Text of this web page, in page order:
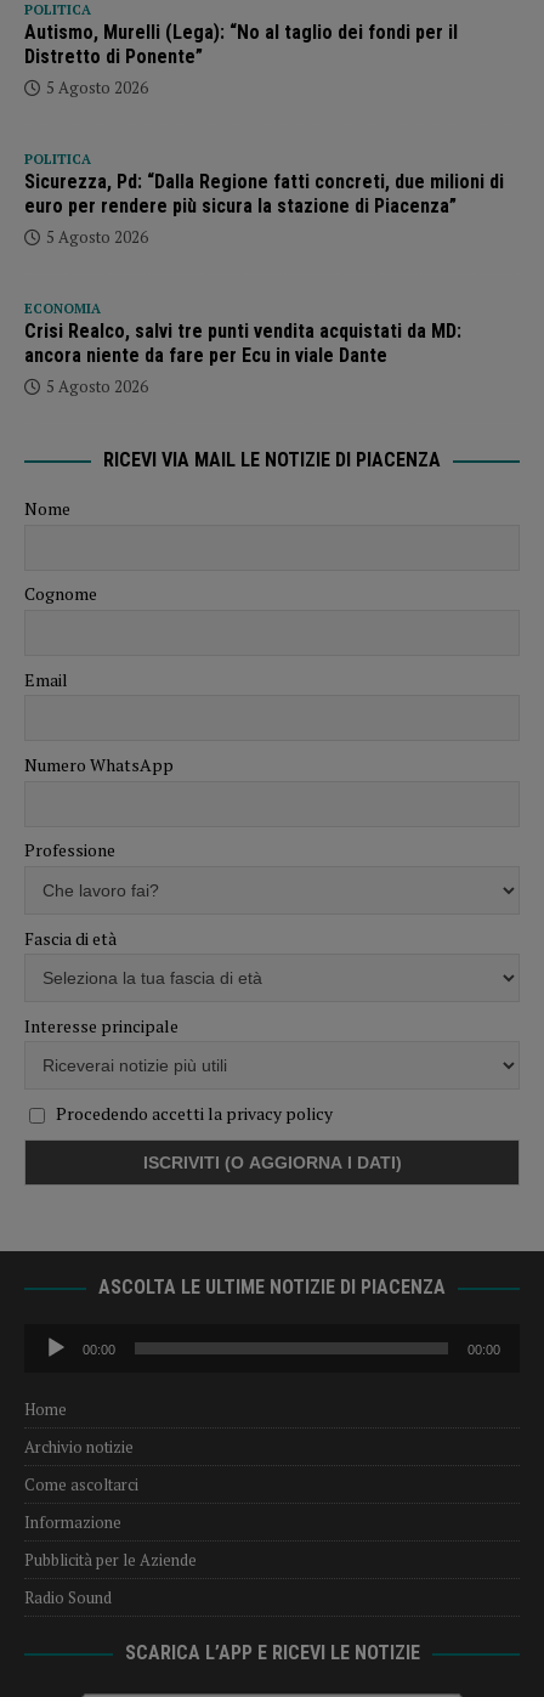
POLITICA
Autismo, Murelli (Lega): “No al taglio dei fondi per il
Distretto di Ponente”
5 Agosto 2026
POLITICA
Sicurezza, Pd: “Dalla Regione fatti concreti, due milioni di
euro per rendere più sicura la stazione di Piacenza”
5 Agosto 2026
ECONOMIA
Crisi Realco, salvi tre punti vendita acquistati da MD:
ancora niente da fare per Ecu in viale Dante
5 Agosto 2026
RICEVI VIA MAIL LE NOTIZIE DI PIACENZA
Nome
Cognome
Email
Numero WhatsApp
Professione
Fascia di età
Interesse principale
Procedendo accetti la privacy policy
ASCOLTA LE ULTIME NOTIZIE DI PIACENZA
Audio
Player
00:00 00:00
Home
Archivio notizie
Come ascoltarci
Informazione
Pubblicità per le Aziende
Radio Sound
SCARICA L’APP E RICEVI LE NOTIZIE